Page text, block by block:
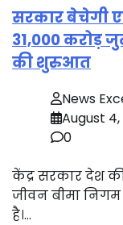
सरकार बेचेगी
31,000 करोड़
की शुरुआत
News
August
0
केंद्र सरकार देश
जीवन बीमा निगम
है।…